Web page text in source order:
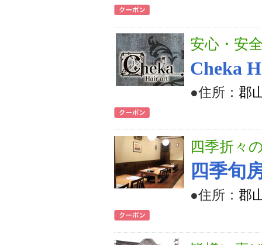
安心・安
Cheka
●住所： 郡
四季折々
四季旬
●住所： 郡